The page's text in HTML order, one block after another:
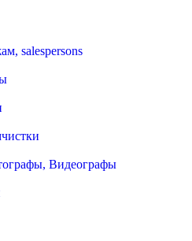
salespersons
Видеографы